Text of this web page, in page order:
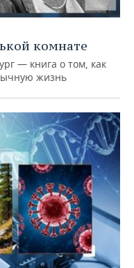
комнате
— книга о том, как
жизнь